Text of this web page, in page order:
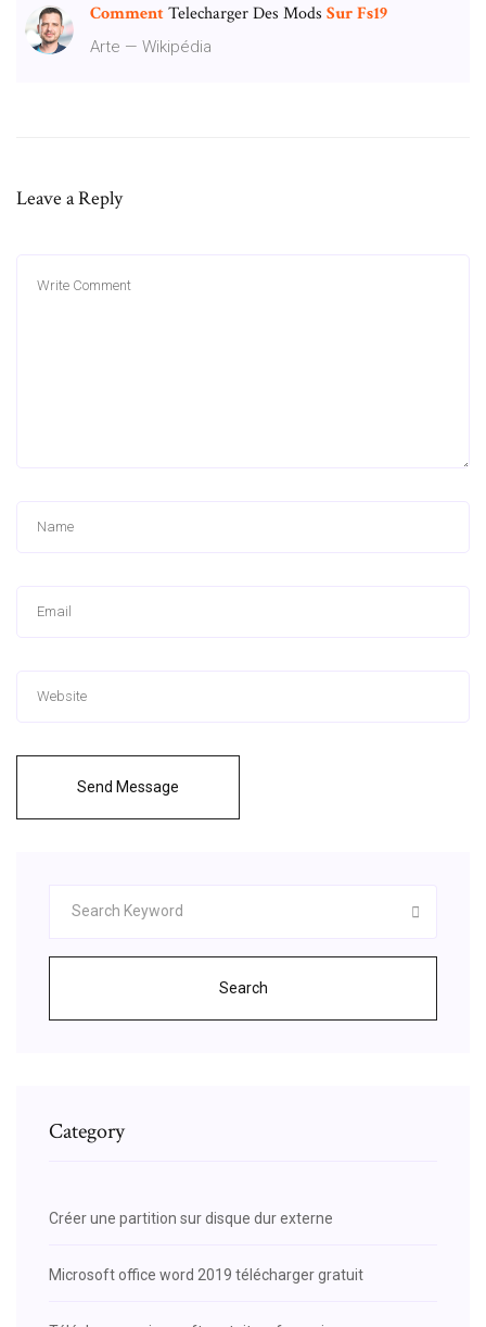
CommentTelecharger Des Mods SurFs19
Arte — Wikipédia
Leave a Reply
Send Message
Search
Category
Créer une partition sur disque dur externe
Microsoft office word 2019 télécharger gratuit